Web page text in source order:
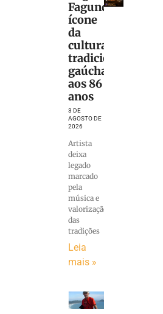
Fagundes,
ícone
da
cultura
tradicionalista
gaúcha,
aos 86
anos
3 DE
AGOSTO DE
2026
Artista
deixa
legado
marcado
pela
música e
valorização
das
tradições
Leia
mais »